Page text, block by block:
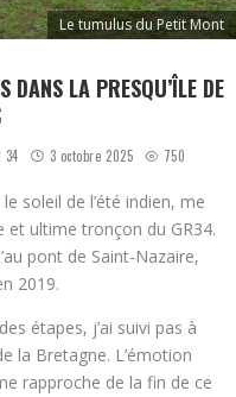
Le tumulus du Petit Mont
DANS LA PRESQU’ÎLE DE
34 3 octobre 2025 750
soleil de l’été indien, me
ultime tronçon du GR34.
pont de Saint-Nazaire,
2019.
étapes, j’ai suivi pas à
la Bretagne. L’émotion
rapproche de la fin de ce